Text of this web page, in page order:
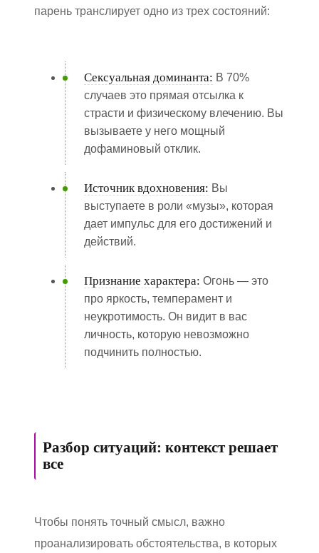
парень транслирует одно из трех состояний:
Сексуальная доминанта: В 70%
случаев это прямая отсылка к
страсти и физическому влечению. Вы
вызываете у него мощный
дофаминовый отклик.
Источник вдохновения: Вы
выступаете в роли «музы», которая
дает импульс для его достижений и
действий.
Признание характера: Огонь — это
про яркость, темперамент и
неукротимость. Он видит в вас
личность, которую невозможно
подчинить полностью.
Разбор ситуаций: контекст решает
все
Чтобы понять точный смысл, важно
проанализировать обстоятельства, в которых